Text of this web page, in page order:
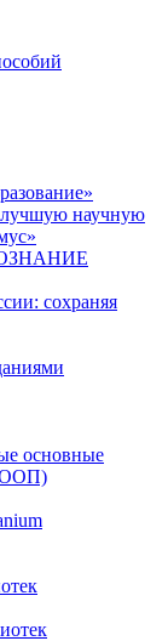
научную
сохраняя
основные